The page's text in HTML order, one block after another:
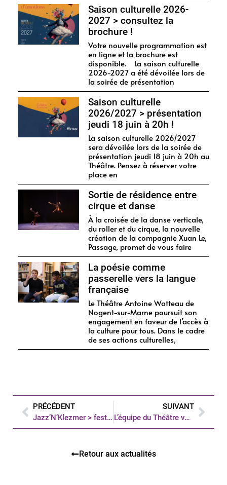
Saison culturelle 2026-
2027 > consultez la
brochure !
Votre nouvelle programmation est
en ligne et la brochure est
disponible. La saison culturelle
2026-2027 a été dévoilée lors de
la soirée de présentation
Saison culturelle
2026/2027 > présentation
jeudi 18 juin à 20h !
La saison culturelle 2026/2027
sera dévoilée lors de la soirée de
présentation jeudi 18 juin à 20h au
Théâtre. Pensez à réserver votre
place en
Sortie de résidence entre
cirque et danse
À la croisée de la danse verticale,
du roller et du cirque, la nouvelle
création de la compagnie Xuan Le,
Passage, promet de vous faire
La poésie comme
passerelle vers la langue
française
Le Théâtre Antoine Watteau de
Nogent-sur-Marne poursuit son
engagement en faveur de l’accès à
la culture pour tous. Dans le cadre
de ses actions culturelles,
PRÉCÉDENT
Jazz’N’Klezmer > festival 2024
SUIVANT
L’équipe du Théâtre vous souhaite de bonnes fêtes !
Retour aux actualités